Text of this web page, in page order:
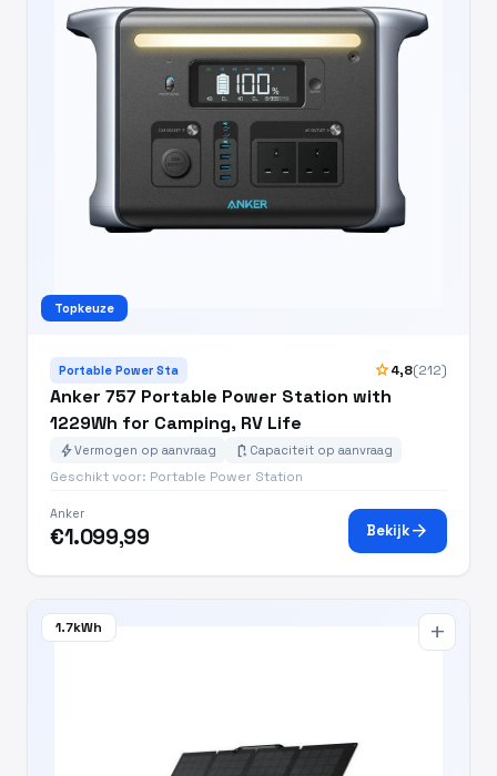
Topkeuze
Portable Power Sta star4,8(212)
Anker 757 Portable Power Station with
1229Wh for Camping, RV Life
boltVermogen op aanvraag battery_charging_full Capaciteit op aanvraag
Geschikt voor: Portable Power Station
Anker
€1.099,99 Bekijkarrow_forward
1.7kWh add